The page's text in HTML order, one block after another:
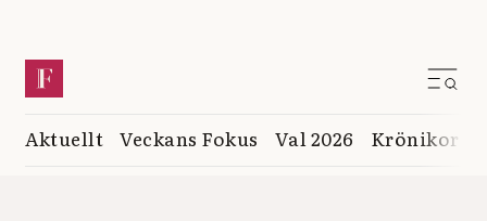
Aktuellt Veckans Fokus Val 2026 Krönikor